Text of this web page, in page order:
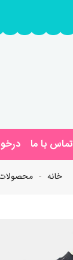
تماس با ما
خانه